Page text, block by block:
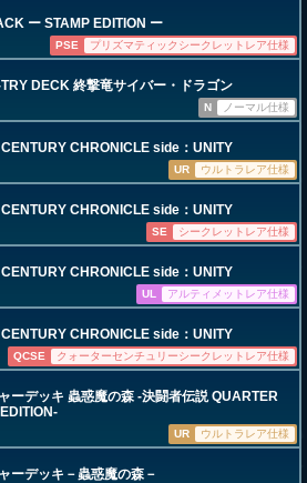
ー STAMP EDITION ー
PSE
プリズマティックシークレットレア仕様
DECK 終撃竜サイバー・ドラゴン
N
ノーマル仕様
CHRONICLE side：UNITY
UR
ウルトラレア仕様
CHRONICLE side：UNITY
SE
シークレットレア仕様
CHRONICLE side：UNITY
UL
アルティメットレア仕様
CHRONICLE side：UNITY
QCSE
クォーターセンチュリーシークレットレア仕様
ーデッキ 蟲惑魔の森 -決闘者伝説 QUARTER
UR
ウルトラレア仕様
ーデッキ－蟲惑魔の森－